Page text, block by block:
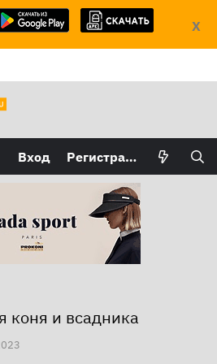
X
Вход Регистрация
коня и всадника